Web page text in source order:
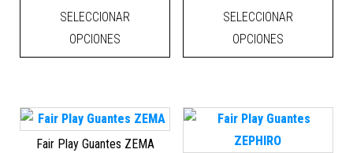
SELECCIONAR
OPCIONES
SELECCIONAR
OPCIONES
Fair Play Guantes ZEMA